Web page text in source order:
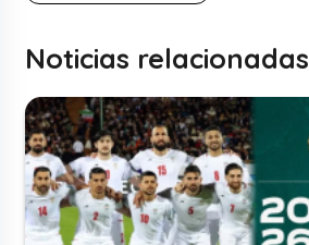
Noticias relacionadas